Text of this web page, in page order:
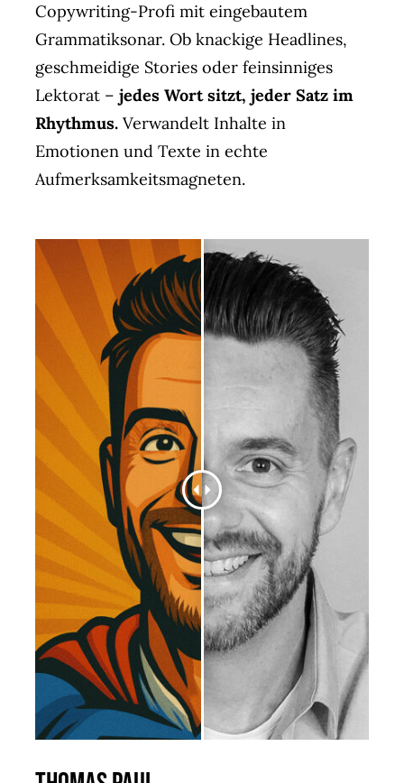
Copywriting-Profi mit eingebautem
Grammatiksonar. Ob knackige Headlines,
geschmeidige Stories oder feinsinniges
Lektorat – jedes Wort sitzt, jeder Satz im
Rhythmus.Verwandelt Inhalte in
Emotionen und Texte in echte
Aufmerksamkeitsmagneten.